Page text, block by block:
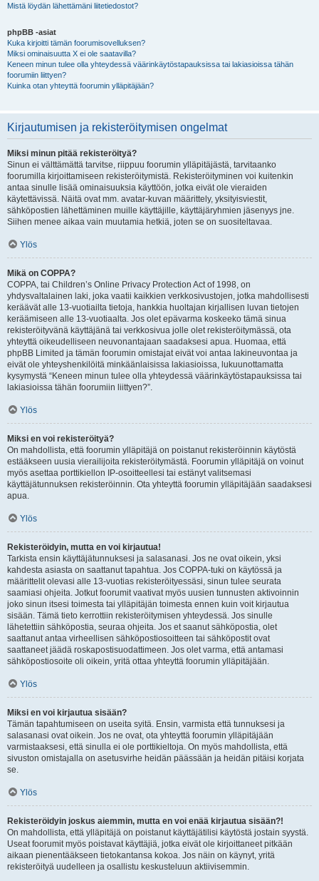
Mistä löydän lähettämäni liitetiedostot?
phpBB -asiat
Kuka kirjoitti tämän foorumisovelluksen?
Miksi ominaisuutta X ei ole saatavilla?
Keneen minun tulee olla yhteydessä väärinkäytöstapauksissa tai lakiasioissa tähän
foorumiin liittyen?
Kuinka otan yhteyttä foorumin ylläpitäjään?
Kirjautumisen ja rekisteröitymisen ongelmat
Miksi minun pitää rekisteröityä?
Sinun ei välttämättä tarvitse, riippuu foorumin ylläpitäjästä, tarvitaanko
foorumilla kirjoittamiseen rekisteröitymistä. Rekisteröityminen voi kuitenkin
antaa sinulle lisää ominaisuuksia käyttöön, jotka eivät ole vieraiden
käytettävissä. Näitä ovat mm. avatar-kuvan määrittely, yksityisviestit,
sähköpostien lähettäminen muille käyttäjille, käyttäjäryhmien jäsenyys jne.
Siihen menee aikaa vain muutamia hetkiä, joten se on suositeltavaa.
Ylös
Mikä on COPPA?
COPPA, tai Children’s Online Privacy Protection Act of 1998, on
yhdysvaltalainen laki, joka vaatii kaikkien verkkosivustojen, jotka mahdollisesti
keräävät alle 13-vuotiailta tietoja, hankkia huoltajan kirjallisen luvan tietojen
keräämiseen alle 13-vuotiaalta. Jos olet epävarma koskeeko tämä sinua
rekisteröityvänä käyttäjänä tai verkkosivua jolle olet rekisteröitymässä, ota
yhteyttä oikeudelliseen neuvonantajaan saadaksesi apua. Huomaa, että
phpBB Limited ja tämän foorumin omistajat eivät voi antaa lakineuvontaa ja
eivät ole yhteyshenkilöitä minkäänlaisissa lakiasioissa, lukuunottamatta
kysymystä “Keneen minun tulee olla yhteydessä väärinkäytöstapauksissa tai
lakiasioissa tähän foorumiin liittyen?”.
Ylös
Miksi en voi rekisteröityä?
On mahdollista, että foorumin ylläpitäjä on poistanut rekisteröinnin käytöstä
estääkseen uusia vierailijoita rekisteröitymästä. Foorumin ylläpitäjä on voinut
myös asettaa porttikiellon IP-osoitteellesi tai estänyt valitsemasi
käyttäjätunnuksen rekisteröinnin. Ota yhteyttä foorumin ylläpitäjään saadaksesi
apua.
Ylös
Rekisteröidyin, mutta en voi kirjautua!
Tarkista ensin käyttäjätunnuksesi ja salasanasi. Jos ne ovat oikein, yksi
kahdesta asiasta on saattanut tapahtua. Jos COPPA-tuki on käytössä ja
määrittelit olevasi alle 13-vuotias rekisteröityessäsi, sinun tulee seurata
saamiasi ohjeita. Jotkut foorumit vaativat myös uusien tunnusten aktivoinnin
joko sinun itsesi toimesta tai ylläpitäjän toimesta ennen kuin voit kirjautua
sisään. Tämä tieto kerrottiin rekisteröitymisen yhteydessä. Jos sinulle
lähetettiin sähköpostia, seuraa ohjeita. Jos et saanut sähköpostia, olet
saattanut antaa virheellisen sähköpostiosoitteen tai sähköpostit ovat
saattaneet jäädä roskapostisuodattimeen. Jos olet varma, että antamasi
sähköpostiosoite oli oikein, yritä ottaa yhteyttä foorumin ylläpitäjään.
Ylös
Miksi en voi kirjautua sisään?
Tämän tapahtumiseen on useita syitä. Ensin, varmista että tunnuksesi ja
salasanasi ovat oikein. Jos ne ovat, ota yhteyttä foorumin ylläpitäjään
varmistaaksesi, että sinulla ei ole porttikieltoja. On myös mahdollista, että
sivuston omistajalla on asetusvirhe heidän päässään ja heidän pitäisi korjata
se.
Ylös
Rekisteröidyin joskus aiemmin, mutta en voi enää kirjautua sisään?!
On mahdollista, että ylläpitäjä on poistanut käyttäjätilisi käytöstä jostain syystä.
Useat foorumit myös poistavat käyttäjiä, jotka eivät ole kirjoittaneet pitkään
aikaan pienentääkseen tietokantansa kokoa. Jos näin on käynyt, yritä
rekisteröityä uudelleen ja osallistu keskusteluun aktiivisemmin.